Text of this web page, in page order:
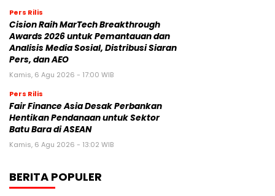
Pers Rilis
Cision Raih MarTech Breakthrough
Awards 2026 untuk Pemantauan dan
Analisis Media Sosial, Distribusi Siaran
Pers, dan AEO
Kamis, 6 Agu 2026 - 17:00 WIB
Pers Rilis
Fair Finance Asia Desak Perbankan
Hentikan Pendanaan untuk Sektor
Batu Bara di ASEAN
Kamis, 6 Agu 2026 - 13:02 WIB
BERITA POPULER